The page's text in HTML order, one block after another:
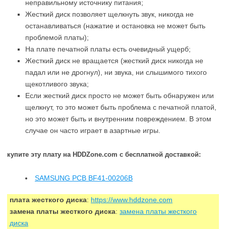
неправильному источнику питания;
Жесткий диск позволяет щелкнуть звук, никогда не
останавливаться (нажатие и остановка не может быть
проблемой платы);
На плате печатной платы есть очевидный ущерб;
Жесткий диск не вращается (жесткий диск никогда не
падал или не дрогнул), ни звука, ни слышимого тихого
щекотливого звука;
Если жесткий диск просто не может быть обнаружен или
щелкнут, то это может быть проблема с печатной платой,
но это может быть и внутренним повреждением. В этом
случае он часто играет в азартные игры.
купите эту плату на HDDZone.com с бесплатной доставкой:
SAMSUNG PCB BF41-00206B
плата жесткого диска: https://www.hddzone.com
замена платы жесткого диска: замена платы жесткого
диска